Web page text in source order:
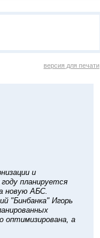
версия для печати
и
планируется
новую АБС.
"Бинбанка" Игорь
оптимизирована, а